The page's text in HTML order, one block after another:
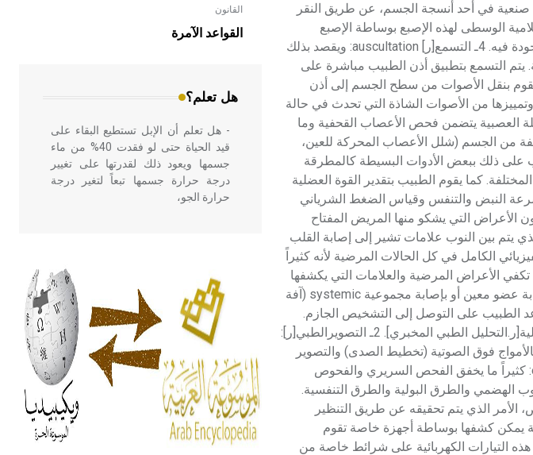
يقصد بالقرع إحداث اهتزازات صنعية في أحد أنسجة الجسم، عن طريق النقر
الوسطى لهذه الإصبع بوساطة الإصبع
الوسطى لليد اليمنى مما يؤدي لحدوث اهتزازات في العضو المفحوص تختلف باختلاف كمية الهواء الموجودة فيه. 4ـ التسمع[ر] auscultation: ويقصد بذلك
يتم التسمع بتطبيق أذن الطبيب مباشرة على
بنقل الأصوات من سطح الجسم إلى أذن
من الأصوات الشاذة التي تحدث في حالة
مثل أمراض الدسامات القلبية والآفات الرئوية. 5ـ فحص الجملة العصبية يتضمن فحص الأعصاب القحفية وما
من الجسم (شلل الأعصاب المحركة للعين،
ذلك ببعض الأدوات البسيطة كالمطرقة
كما يقوم الطبيب بتقدير القوة العضلية
النبض والتنفس وقياس الضغط الشرياني
الأعراض التي يشكو منها المريض المفتاح
يتم بين النوب علامات تشير إلى إصابة القلب
الكامل في كل الحالات المرضية لأنه كثيراً
الأعراض المرضية والعلامات التي يكشفها
الفحص الفيزيائي في كثير من الحالات لوضع تشخيص مؤكد للحالة المرضية، ولكنها توحي للطبيب بإصابة عضو معين أو بإصابة مجموعية systemic (آفة
الطبيب على التوصل إلى التشخيص الجازم.
تأخذ الفحوص المتممة أشكالاً متعددة هي: 1ـ الاختبارات الكيمياوية الحيوية والتحريات الجرثومية والطفيلية[ر.التحليل الطبي المخبري]. 2ـ التصويرالطبي[ر]:
فوق الصوتية (تخطيط الصدى) والتصوير
الطبقي المحوري المحوسب الإلكتروني والتصوير بالرنين المغنطيسي. 3ـ التنظير الطبي[ر] endoscopy: كثيراً ما يخفق الفحص السريري والفحوص
الهضمي والطرق البولية والطرق التنفسية.
الذي يتم تحقيقه عن طريق التنظير
يمكن كشفها بوساطة أجهزة خاصة تقوم
التيارات الكهربائية على شرائط خاصة من
القانون
القواعد الآمرة
هل تعلم؟
- هل تعلم أن الأبلق نوع من الفنون
الهندسية التي ارتبطت بالعمارة الإسلامية
في بلاد الشام ومصر خاصة، حيث يحرص
- هل تعلم أن الإبل تستطيع البقاء على
قيد الحياة حتى لو فقدت 40% من ماء
جسمها ويعود ذلك لقدرتها على تغيير
درجة حرارة جسمها تبعاً لتغير درجة
حرارة الجو،
أربعة مؤلفات هي: الحكم، الأدلة، تنظيم
التغذية، ورسالته في جروح الرأس.
ويعود له الفضل بأنه حرر الطب من
الدين والفلسفة.
- هل تعلم أن المرجان إفراز حيواني
يتكون في البحر ويتركب من مادة
كربونات الكلسيوم، وهو أحمر أو شديد
الحمرة وهو أجود أنواعه، ويمتاز بكبر
الحجم ويسمى الش